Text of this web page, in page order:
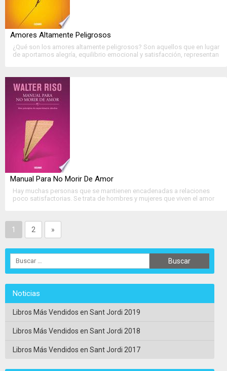
Amores Altamente Peligrosos
¿Qué son los amores altamente peligrosos? Son aquellos que en lugar
de aportarnos alegría, equilibrio emocional y satisfacción, representan
>>Ver Ficha Completa
Manual Para No Morir De Amor
Hay muchas personas que se mantienen encadenadas a relaciones
poco satisfactorias. Se trata de hombres y mujeres que viven el amor
>>Ver Ficha Completa
1 2 »
Noticias
Libros Más Vendidos en Sant Jordi 2019
Libros Más Vendidos en Sant Jordi 2018
Libros Más Vendidos en Sant Jordi 2017